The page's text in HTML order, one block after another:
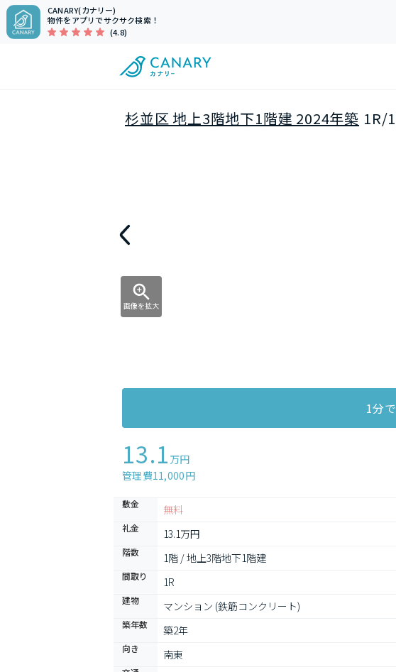
CANARY(カナリー)
物件をアプリでサクサク検索！
(4.8)
杉並区 地上3階地下1階建 2024年築 1R/
画像を拡大
1分
13.1 万円
管理費11,000円
敷金 無料
礼金 13.1万円
階数 1階 / 地上3階地下1階建
間取り 1R
建物 マンション (鉄筋コンクリート)
築年数 築2年
向き 南東